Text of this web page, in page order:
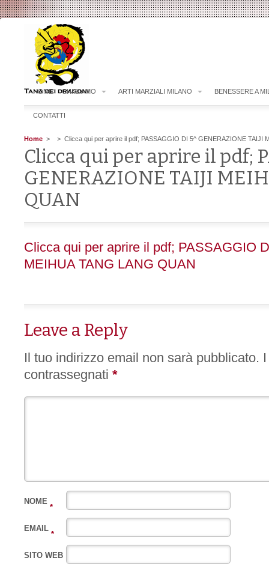
HOME CHI SIAMO ARTI MARZIALI MILANO BENESSERE A
CONTATTI
Home > > Clicca qui per aprire il pdf; PASSAGGIO DI 5^ GENERAZIONE TAIJI
Clicca qui per aprire il pdf;
GENERAZIONE TAIJI
QUAN
Clicca qui per aprire il pdf; PASSAGGIO
MEIHUA TANG LANG QUAN
Leave a Reply
Il tuo indirizzo email non sarà pubblicato.
contrassegnati *
NOME
*
EMAIL
*
SITO WEB